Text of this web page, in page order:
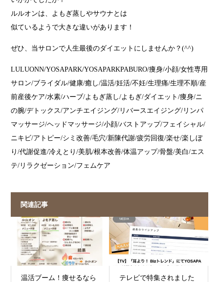
ルルオンは、よもぎ蒸しやサウナとは
似ているようで大きな違いがあります！
ぜひ、当サロンで人生最後のダイエットにしませんか？(^^)
LULUONN/YOSAPARK/YOSAPARKPABURO/痩身/小顔/女性専用
サロン/ブライダル/健康/癒し/温活/妊活/不妊/生理痛/生理不順/産
前産後ケア/水素/ハーブ/よもぎ蒸し/よもぎ/ダイエット/痩身/ニ
の腕/デトックス/アンチエイジング/リバースエイジング/リンパ
マッサージ/ヘッドマッサージ/小顔/バストアップ/フェイシャル/
ニキビ/アトピー/シミ改善/毛穴/新陳代謝/疲労回復/楽せ/楽しぼ
り/代謝促進/冷えとり/美肌/根本改善/体温アップ/骨盤/美白/エス
テ/リラクゼーション/フェムケア
関連記事
温活ブーム！痩せるなら テレビで特集されました